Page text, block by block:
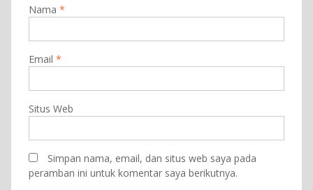
Nama *
Email *
Situs Web
Simpan nama, email, dan situs web saya pada
peramban ini untuk komentar saya berikutnya.